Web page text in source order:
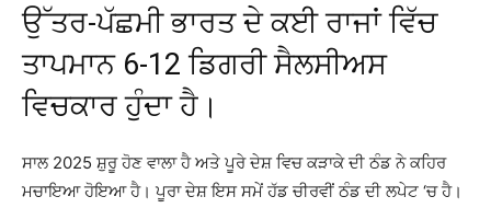
ਉੱਤਰ-ਪੱਛਮੀ ਭਾਰਤ ਦੇ ਕਈ ਰਾਜਾਂ ਵਿੱਚ
ਤਾਪਮਾਨ 6-12 ਡਿਗਰੀ ਸੈਲਸੀਅਸ
ਵਿਚਕਾਰ ਹੁੰਦਾ ਹੈ।
ਸਾਲ 2025 ਸ਼ੁਰੂ ਹੋਣ ਵਾਲਾ ਹੈ ਅਤੇ ਪੂਰੇ ਦੇਸ਼ ਵਿਚ ਕੜਾਕੇ ਦੀ ਠੰਡ ਨੇ ਕਹਿਰ
ਮਚਾਇਆ ਹੋਇਆ ਹੈ। ਪੂਰਾ ਦੇਸ਼ ਇਸ ਸਮੇਂ ਹੱਡ ਚੀਰਵੀਂ ਠੰਡ ਦੀ ਲਪੇਟ ‘ਚ ਹੈ।